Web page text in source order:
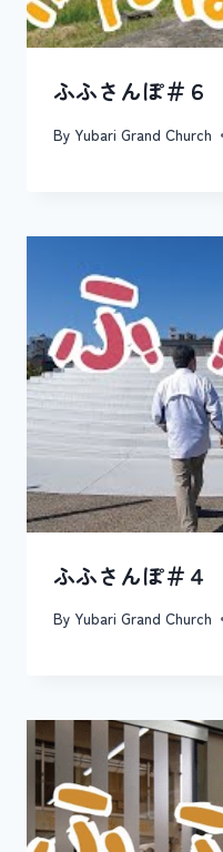
ふふさんぽ＃６
By Yubari Grand Church
ふふさんぽ＃４
By Yubari Grand Church